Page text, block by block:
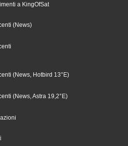
a KingOfSat
(News)
(News, Hotbird 13°E)
(News, Astra 19,2°E)